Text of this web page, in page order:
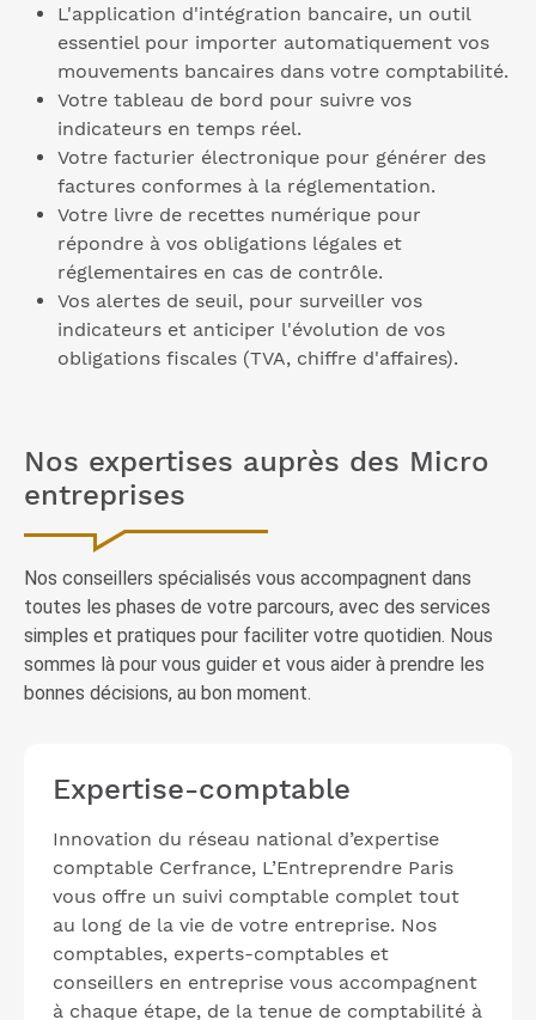
L'application d'intégration bancaire, un outil
essentiel pour importer automatiquement vos
mouvements bancaires dans votre comptabilité.
Votre tableau de bord pour suivre vos
indicateurs en temps réel.
Votre facturier électronique pour générer des
factures conformes à la réglementation.
Votre livre de recettes numérique pour
répondre à vos obligations légales et
réglementaires en cas de contrôle.
Vos alertes de seuil, pour surveiller vos
indicateurs et anticiper l'évolution de vos
obligations fiscales (TVA, chiffre d'affaires).
Nos expertises auprès des Micro
entreprises
Nos conseillers spécialisés vous accompagnent dans
toutes les phases de votre parcours, avec des services
simples et pratiques pour faciliter votre quotidien. Nous
sommes là pour vous guider et vous aider à prendre les
bonnes décisions, au bon moment.
Expertise-comptable
Innovation du réseau national d’expertise
comptable Cerfrance, L’Entreprendre Paris
vous offre un suivi comptable complet tout
au long de la vie de votre entreprise. Nos
comptables, experts-comptables et
conseillers en entreprise vous accompagnent
à chaque étape, de la tenue de comptabilité à